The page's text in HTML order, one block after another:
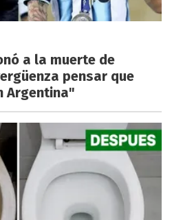
a la muerte de
pensar que
Argentina"